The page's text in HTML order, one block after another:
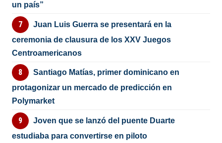
un país”
Juan Luis Guerra se presentará en la
ceremonia de clausura de los XXV Juegos
Centroamericanos
Santiago Matías, primer dominicano en
protagonizar un mercado de predicción en
Polymarket
Joven que se lanzó del puente Duarte
estudiaba para convertirse en piloto